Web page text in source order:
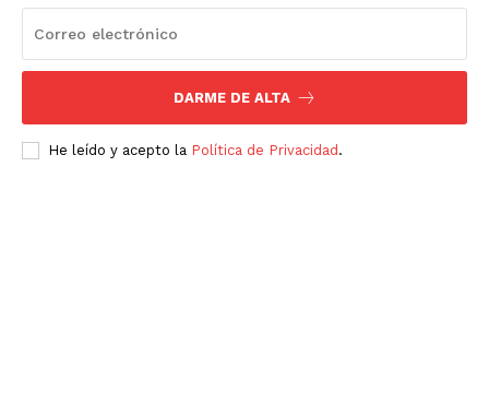
Empresa
DARME DE ALTA
He leído y acepto la Política de Privacidad .